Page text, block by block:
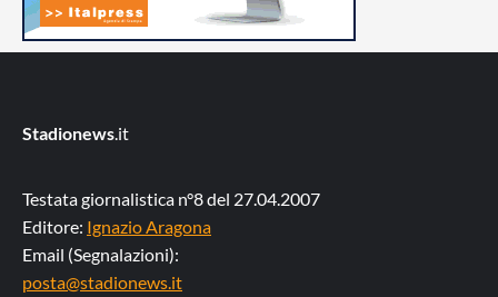
Stadionews .it
Testata giornalistica n°8 del 27.04.2007
Editore: Ignazio Aragona
Email (Segnalazioni):
posta@stadionews.it